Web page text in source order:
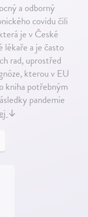
a odborný
covidu čili
je v České
lékaře a je často
rad, uprostřed
kterou v EU
kniha potřebným
pandemie
↓